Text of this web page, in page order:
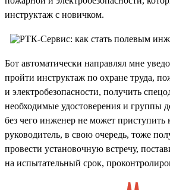
инструктаж с новичком.
Бот автоматически направлял мне
пройти инструктаж по охране труда,
и электробезопасности, получить
необходимые удостоверения и группы
без чего инженер не может приступить
руководитель, в свою очередь, тоже
провести установочную встречу,
на испытательный срок,